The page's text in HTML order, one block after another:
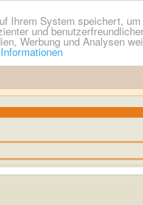
Ihrem System speichert,
und
Werbung und Analysen